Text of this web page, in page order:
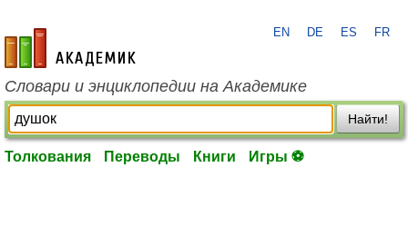
academic.ru
EN DE ES FR
Словари и энциклопедии на Академике
Найти!
Толкования Переводы Книги Игры ⚽